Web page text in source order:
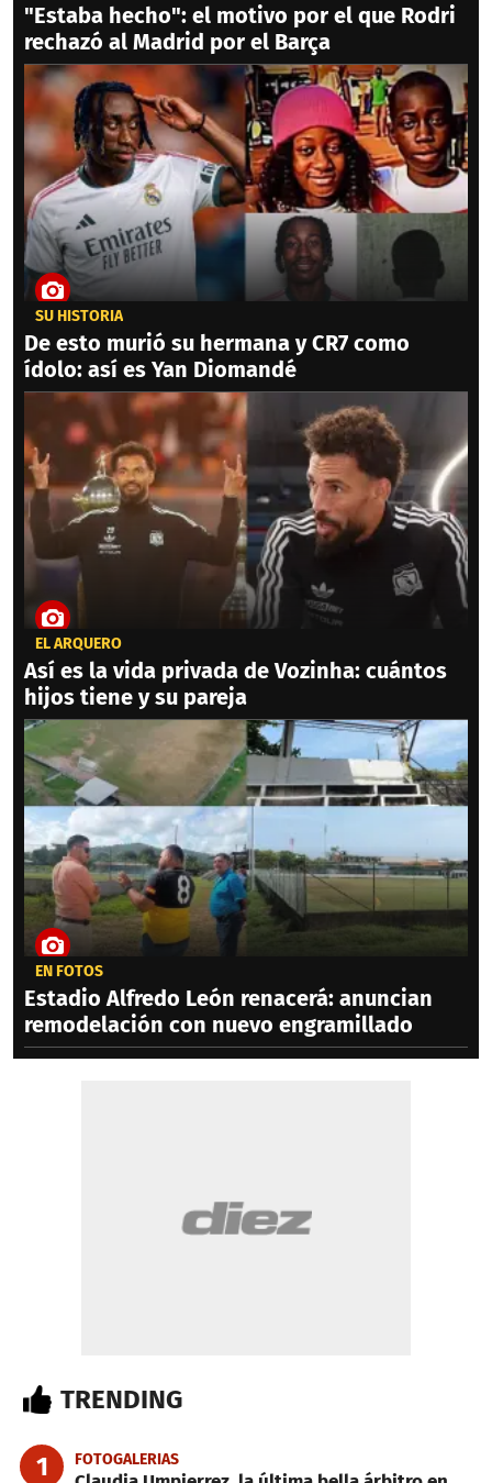
"Estaba hecho": el motivo por el que Rodri
rechazó al Madrid por el Barça
SU HISTORIA
De esto murió su hermana y CR7 como
ídolo: así es Yan Diomandé
EL ARQUERO
Así es la vida privada de Vozinha: cuántos
hijos tiene y su pareja
EN FOTOS
Estadio Alfredo León renacerá: anuncian
remodelación con nuevo engramillado
TRENDING
1 FOTOGALERIAS